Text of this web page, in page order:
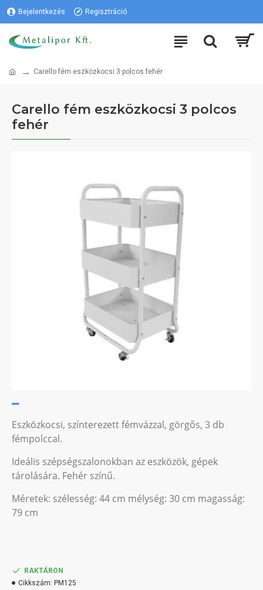
Bejelentkezés Regisztráció
Carello fém eszközkocsi 3 polcos fehér
Carello fém eszközkocsi 3 polcos
fehér
Eszközkocsi, színterezett fémvázzal, görgős, 3 db
fémpolccal.
Ideális szépségszalonokban az eszközök, gépek
tárolására. Fehér színű.
Méretek: szélesség: 44 cm mélység: 30 cm magasság:
79 cm
RAKTÁRON
Cikkszám: PM125